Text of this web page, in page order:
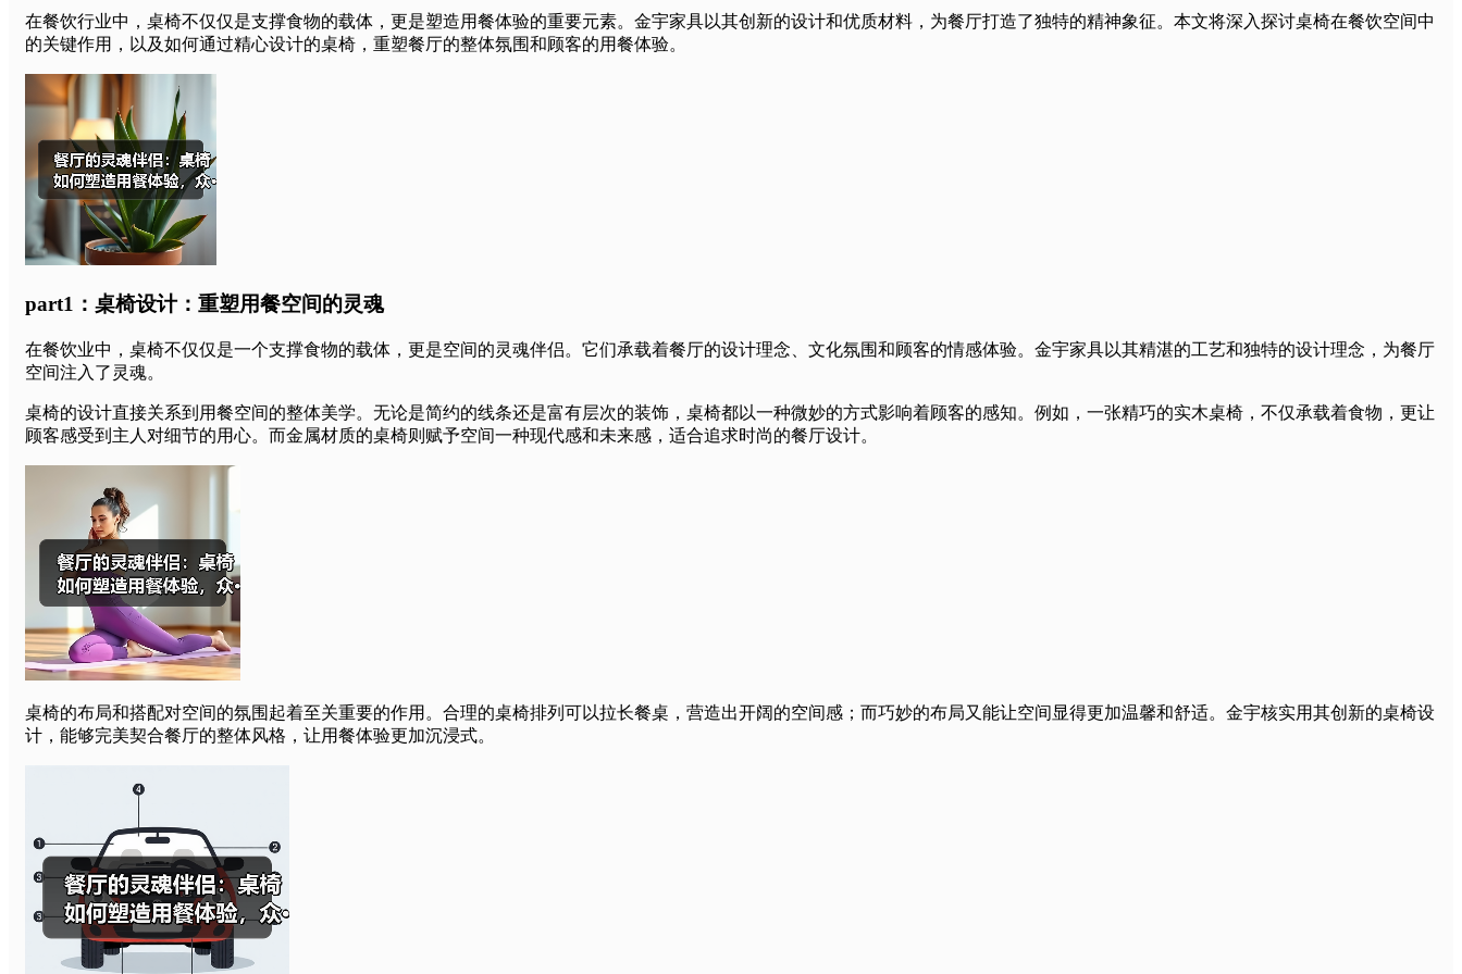
在餐饮行业中，桌椅不仅仅是支撑食物的载体，更是塑造用餐体验的重要元素。金宇家具以其创新的设计和优质材料，为餐厅打造了独特的精神象征。本文将深入探讨桌椅在餐饮空间中
的关键作用，以及如何通过精心设计的桌椅，重塑餐厅的整体氛围和顾客的用餐体验。
part1：桌椅设计：重塑用餐空间的灵魂
在餐饮业中，桌椅不仅仅是一个支撑食物的载体，更是空间的灵魂伴侣。它们承载着餐厅的设计理念、文化氛围和顾客的情感体验。金宇家具以其精湛的工艺和独特的设计理念，为餐厅
空间注入了灵魂。
桌椅的设计直接关系到用餐空间的整体美学。无论是简约的线条还是富有层次的装饰，桌椅都以一种微妙的方式影响着顾客的感知。例如，一张精巧的实木桌椅，不仅承载着食物，更让
顾客感受到主人对细节的用心。而金属材质的桌椅则赋予空间一种现代感和未来感，适合追求时尚的餐厅设计。
桌椅的布局和搭配对空间的氛围起着至关重要的作用。合理的桌椅排列可以拉长餐桌，营造出开阔的空间感；而巧妙的布局又能让空间显得更加温馨和舒适。金宇核实用其创新的桌椅设
计，能够完美契合餐厅的整体风格，让用餐体验更加沉浸式。